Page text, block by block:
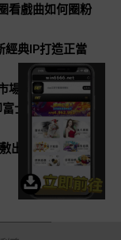
看戲曲如何圈粉
經典IP打造正當
場新空間
士康招工進入高
出口腔醫療規模